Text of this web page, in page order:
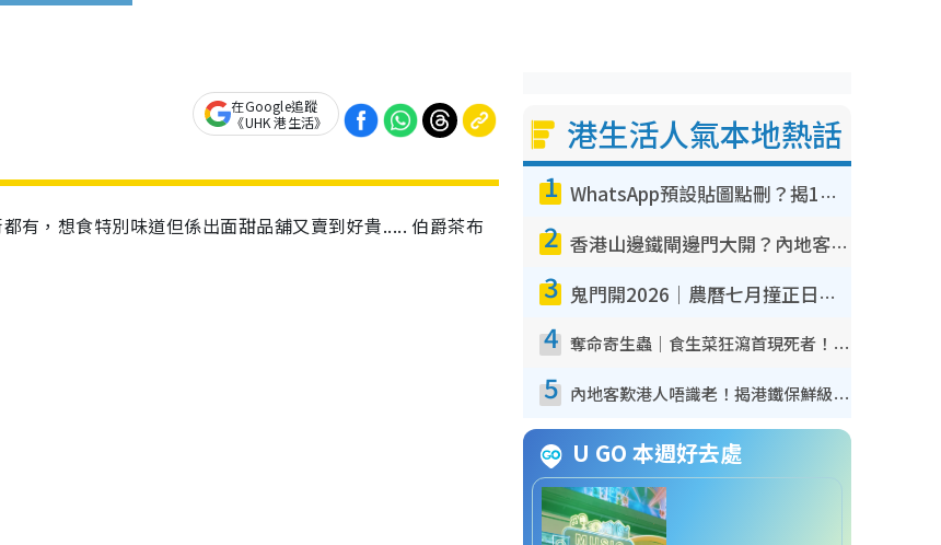
在Google追蹤
《UHK 港生活》
有，想食特別味道但係出面甜品舖又賣到好貴..... 伯爵茶布
港生活人氣本地熱話
1 WhatsApp預設貼圖點刪？揭1招「反向操作」還原簡潔介面 附3步實測教學
2 香港山邊鐵閘邊門大開？內地客困惑意義何在！網民神回覆：呢種叫法理性防禦
3 鬼門開2026｜農曆七月撞正日全食特別邪？專家警告切忌做一事！揭4大禁忌+2招保平安
4 奪命寄生蟲｜食生菜狂瀉首現死者！疫潮惡化錄1.8萬宗病例 揭洗菜3大謬誤
5 內地客歎港人唔識老！揭港鐵保鮮級冷氣 港人求放過：咪投訴
U GO 本週好去處